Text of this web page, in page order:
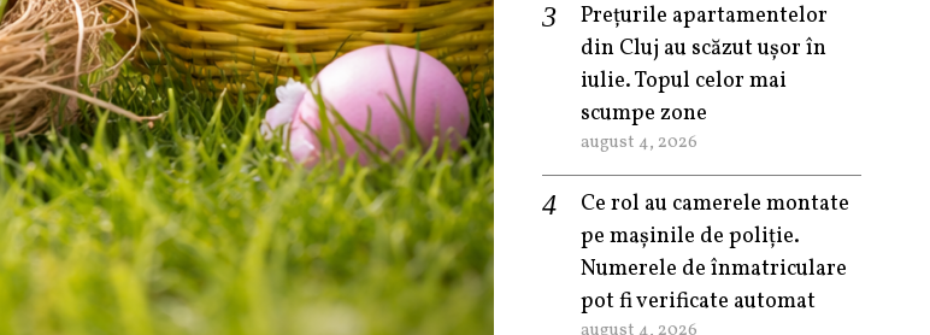
Prețurile apartamentelor
din Cluj au scăzut ușor în
iulie. Topul celor mai
scumpe zone
august 4, 2026
Ce rol au camerele montate
pe mașinile de poliție.
Numerele de înmatriculare
pot fi verificate automat
august 4, 2026